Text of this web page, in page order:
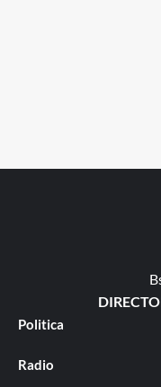
Politica
Radio